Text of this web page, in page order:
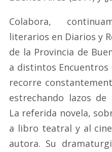
Colabora,
literarios en Diarios y
de la Provincia de
a distintos Encuentros
recorre
estrechando lazos de
La referida novela,
a libro teatral y al
autora. Su